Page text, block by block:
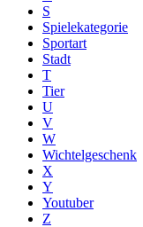
S
Spielekategorie
Sportart
Stadt
T
Tier
U
V
W
Wichtelgeschenk
X
Y
Youtuber
Z